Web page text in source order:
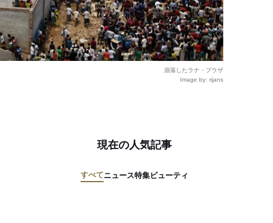
崩落したラナ・プラザ
Image by: rijans
現在の人気記事
すべてニュース特集ビューティ